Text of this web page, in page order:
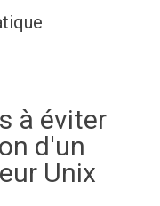
à éviter
d'un
Unix